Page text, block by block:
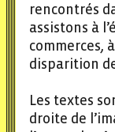
rencontrés
assistons à
commerces,
disparition
Les textes
droite de